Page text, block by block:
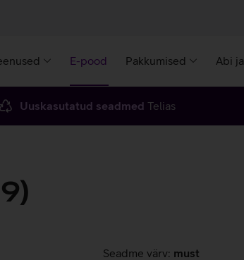
E-pood Pakkumised Abi
Uuskasutatud seadmed Telias
Seadme värv: must